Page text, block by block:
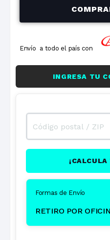
Envío a todo el país con
INGRESA TU
Formas de Envío
RETIRO POR